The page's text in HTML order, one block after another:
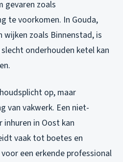
gevaren zoals
te voorkomen. In Gouda,
wijken zoals Binnenstad, is
onderhouden ketel kan
op, maar
van vakwerk. Een niet-
in Oost kan
vaak tot boetes en
een erkende professional